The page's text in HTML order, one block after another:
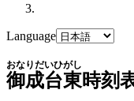
Language
御成台東
おなりだいひがし
時刻